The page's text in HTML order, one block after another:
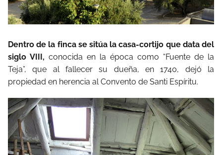
Dentro de la finca se sitúa la casa-cortijo que data del
siglo VIII, conocida en la época como “Fuente de la
Teja”, que al fallecer su dueña, en 1740, dejó la
propiedad en herencia al Convento de Santi Espíritu.